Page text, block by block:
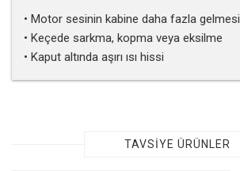
• Motor sesinin kabine daha fazla gelmesi
• Keçede sarkma, kopma veya eksilme
• Kaput altında aşırı ısı hissi
Görüş ve önerileriniz için teşekkür ederiz.
TAVSİYE ÜRÜNLER